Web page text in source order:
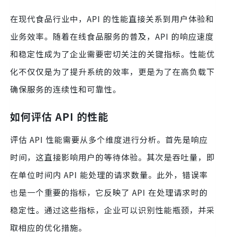
在现代食品行业中，API 的性能直接关系到用户体验和
业务效率。随着在线食品服务的普及，API 的响应速度
和稳定性成为了企业需要密切关注的关键指标。性能优
化不仅仅是为了提升系统的效率，更是为了在高负载下
确保服务的连续性和可靠性。
如何评估 API 的性能
评估 API 性能需要从多个维度进行分析。首先是响应
时间，这直接影响用户的等待体验。其次是吞吐量，即
在单位时间内 API 能处理的请求数量。此外，错误率
也是一个重要的指标，它反映了 API 在处理请求时的
稳定性。通过这些指标，企业可以识别性能瓶颈，并采
取相应的优化措施。